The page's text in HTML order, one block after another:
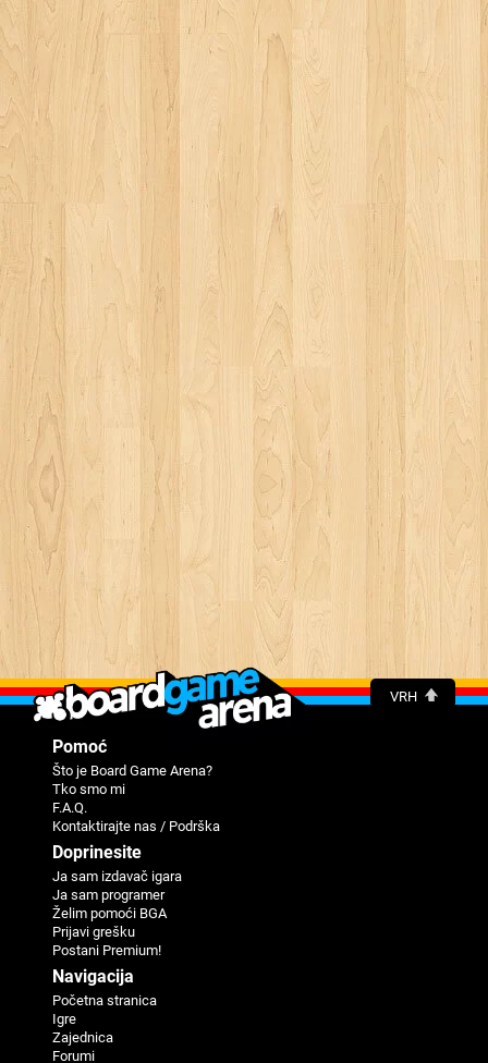
VRH
Pomoć
Što je Board Game Arena?
Tko smo mi
F.A.Q.
Kontaktirajte nas / Podrška
Doprinesite
Ja sam izdavač igara
Ja sam programer
Žеlim pomoći BGA
Priјavi grеšku
Postani Premium!
Navigaciјa
Početna stranica
Igre
Zajednica
Forumi